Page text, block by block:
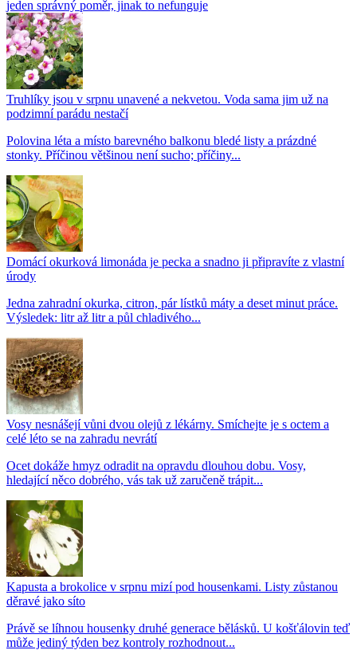
jeden správný poměr, jinak to nefunguje
Truhlíky jsou v srpnu unavené a nekvetou. Voda sama jim už na
podzimní parádu nestačí
Polovina léta a místo barevného balkonu bledé listy a prázdné
stonky. Příčinou většinou není sucho; příčiny...
Domácí okurková limonáda je pecka a snadno ji připravíte z vlastní
úrody
Jedna zahradní okurka, citron, pár lístků máty a deset minut práce.
Výsledek: litr až litr a půl chladivého...
Vosy nesnášejí vůni dvou olejů z lékárny. Smíchejte je s octem a
celé léto se na zahradu nevrátí
Ocet dokáže hmyz odradit na opravdu dlouhou dobu. Vosy,
hledající něco dobrého, vás tak už zaručeně trápit...
Kapusta a brokolice v srpnu mizí pod housenkami. Listy zůstanou
děravé jako síto
Právě se líhnou housenky druhé generace bělásků. U košťálovin teď
může jediný týden bez kontroly rozhodnout...